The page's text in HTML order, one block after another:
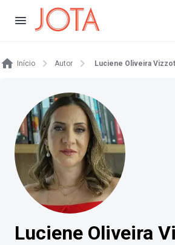
Início Autor Luciene Oliveira
Luciene Oliveira